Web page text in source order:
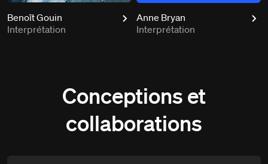
Benoît Gouin
Interprétation
Anne Bryan
Interprétation
Conceptions et
collaborations